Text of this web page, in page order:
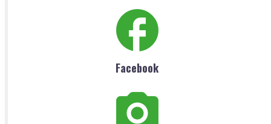
Facebook